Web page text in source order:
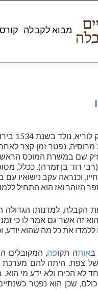
מבוא לקבלה
מרוסיה, נפטר זמן קצר
שם במשרת המוכס
דוד בן זמרה). ככלל,
וכנראה עקב נישואיו
הזוהר ואז הוא התחיל
זה אשר גם אמר לו כי
ללמדו את כל מה שהוא
באותה תקופה, המקובלים
של צפת. היתה להם מערכת
לא הכירו ולא ידע מי
שכן הוא נפטר